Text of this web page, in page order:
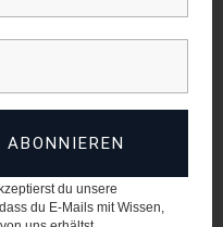
für deine Fehler und
somit nicht unfehlbar
du unsere
du E-Mails mit Wissen,